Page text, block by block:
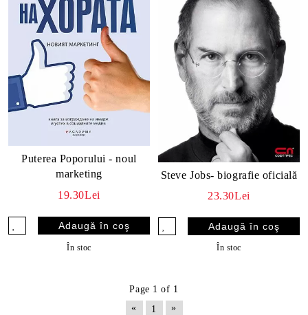
Puterea Poporului - noul
marketing
19.30Lei
În stoc
Steve Jobs- biografie oficială
23.30Lei
În stoc
Page 1 of 1
«
1 »